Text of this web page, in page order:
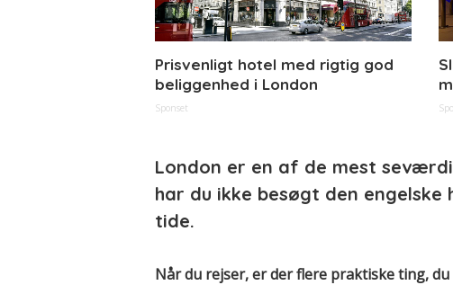
Prisvenligt hotel med rigtig god
beliggenhed i London
Sponset
London er en af de mest
har du ikke besøgt den
tide.
Når du rejser, er der flere praktiske ting,